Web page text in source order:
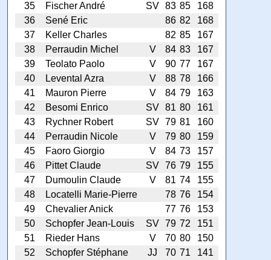
35
Fischer André SV 83 85
168
36
Sené Eric 86 82
168
37
Keller Charles 82 85
167
38
Perraudin Michel V 84 83
167
39
Teolato Paolo V 90 77
167
40
Levental Azra V 88 78
166
41
Mauron Pierre V 84 79
163
42
Besomi Enrico SV 81 80
161
43
Rychner Robert SV 79 81
160
44
Perraudin Nicole V 79 80
159
45
Faoro Giorgio V 84 73
157
46
Pittet Claude SV 76 79
155
47
Dumoulin Claude V 81 74
155
48
Locatelli Marie-Pierre 78 76
154
49
Chevalier Anick 77 76
153
50
Schopfer Jean-Louis SV 79 72
151
51
Rieder Hans V 70 80
150
52
Schopfer Stéphane JJ 70 71
141